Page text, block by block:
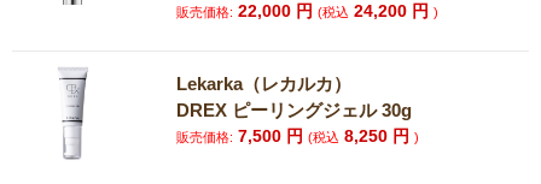
販売価格: 22,000 円(税込 24,200 円)
Lekarka（レカルカ）
DREX ピーリングジェル 30g
販売価格: 7,500 円(税込 8,250 円)